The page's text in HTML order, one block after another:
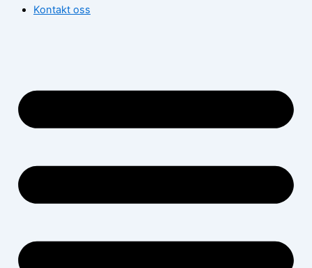
Kontakt oss